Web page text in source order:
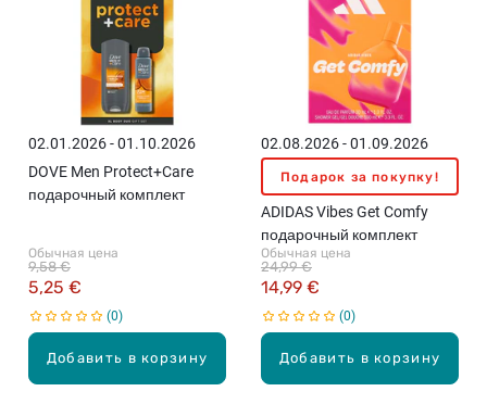
Добавить в корзину
02.01.2026 - 01.10.2026
DOVE Men Protect+Care
подарочный комплект
Обычная цена
5,25 €
9,58 €
0
Добавить в корзину
02.08.2026 - 01.09.2026
Подарок за покупку!
ADIDAS Vibes Get Comfy
подарочный комплект
Обычная цена
14,99 €
24,99 €
0